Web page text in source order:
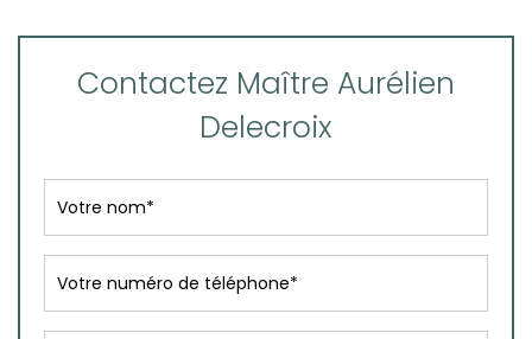
Contactez Maître Aurélien
Delecroix